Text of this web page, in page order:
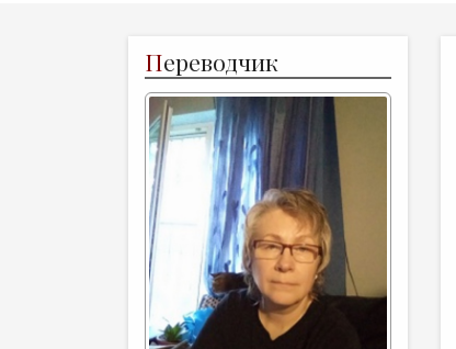
Переводчик